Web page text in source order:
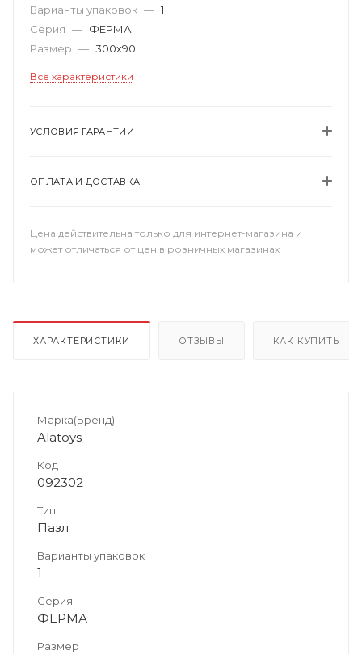
Варианты упаковок — 1
Серия — ФЕРМА
Размер — 300х90
Все характеристики
УСЛОВИЯ ГАРАНТИИ
ОПЛАТА И ДОСТАВКА
Цена действительна только для интернет-магазина и
может отличаться от цен в розничных магазинах
ХАРАКТЕРИСТИКИ ОТЗЫВЫ КАК КУПИТЬ
Марка(Бренд)
Alatoys
Код
092302
Тип
Пазл
Варианты упаковок
1
Серия
ФЕРМА
Размер